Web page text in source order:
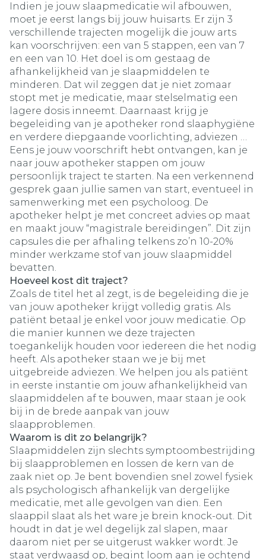
Indien je jouw slaapmedicatie wil afbouwen,
moet je eerst langs bij jouw huisarts. Er zijn 3
verschillende trajecten mogelijk die jouw arts
kan voorschrijven: een van 5 stappen, een van 7
en een van 10. Het doel is om gestaag de
afhankelijkheid van je slaapmiddelen te
minderen. Dat wil zeggen dat je niet zomaar
stopt met je medicatie, maar stelselmatig een
lagere dosis inneemt. Daarnaast krijg je
begeleiding van je apotheker rond slaaphygiëne
en verdere diepgaande voorlichting, adviezen …
Eens je jouw voorschrift hebt ontvangen, kan je
naar jouw apotheker stappen om jouw
persoonlijk traject te starten. Na een verkennend
gesprek gaan jullie samen van start, eventueel in
samenwerking met een psycholoog. De
apotheker helpt je met concreet advies op maat
en maakt jouw “magistrale bereidingen”. Dit zijn
capsules die per afhaling telkens zo’n 10-20%
minder werkzame stof van jouw slaapmiddel
bevatten.
Hoeveel kost dit traject?
Zoals de titel het al zegt, is de begeleiding die je
van jouw apotheker krijgt volledig gratis. Als
patiënt betaal je enkel voor jouw medicatie. Op
die manier kunnen we deze trajecten
toegankelijk houden voor iedereen die het nodig
heeft. Als apotheker staan we je bij met
uitgebreide adviezen. We helpen jou als patiënt
in eerste instantie om jouw afhankelijkheid van
slaapmiddelen af te bouwen, maar staan je ook
bij in de brede aanpak van jouw
slaapproblemen.
Waarom is dit zo belangrijk?
Slaapmiddelen zijn slechts symptoombestrijding
bij slaapproblemen en lossen de kern van de
zaak niet op. Je bent bovendien snel zowel fysiek
als psychologisch afhankelijk van dergelijke
medicatie, met alle gevolgen van dien. Een
slaappil slaat als het ware je brein knock-out. Dit
houdt in dat je wel degelijk zal slapen, maar
daarom niet per se uitgerust wakker wordt. Je
staat verdwaasd op, begint loom aan je ochtend